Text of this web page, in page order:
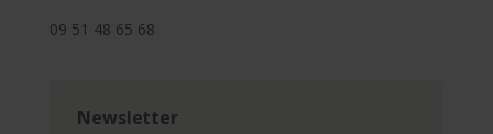
09 51 48 65 68
Newsletter